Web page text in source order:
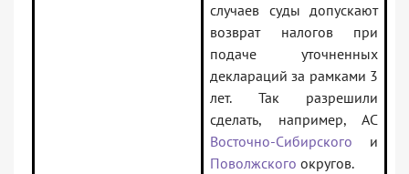
случаев суды допускают
возврат налогов при
подаче уточненных
деклараций за рамками 3
лет. Так разрешили
сделать, например, АС
Восточно-Сибирского и
Поволжского округов.